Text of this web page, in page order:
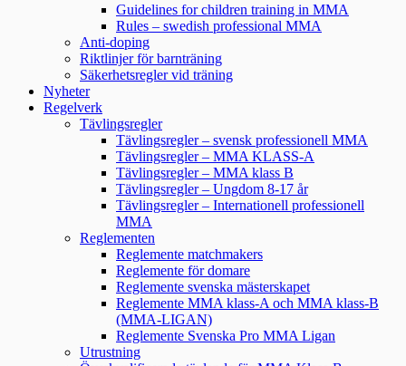
Guidelines for children training in MMA
Rules – swedish professional MMA
Anti-doping
Riktlinjer för barnträning
Säkerhetsregler vid träning
Nyheter
Regelverk
Tävlingsregler
Tävlingsregler – svensk professionell MMA
Tävlingsregler – MMA KLASS-A
Tävlingsregler – MMA klass B
Tävlingsregler – Ungdom 8-17 år
Tävlingsregler – Internationell professionell
MMA
Reglementen
Reglemente matchmakers
Reglemente för domare
Reglemente svenska mästerskapet
Reglemente MMA klass-A och MMA klass-B
(MMA-LIGAN)
Reglemente Svenska Pro MMA Ligan
Utrustning